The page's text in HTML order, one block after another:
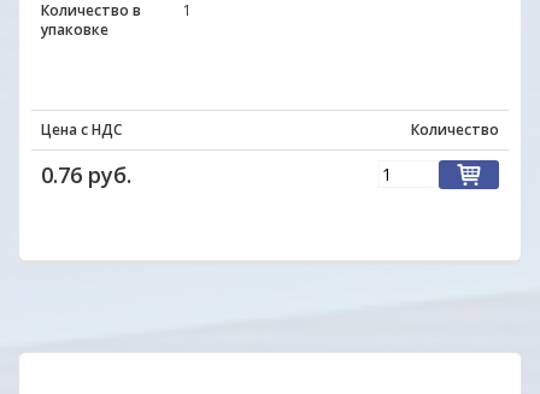
Количество в
упаковке
1
Цена с НДС Количество
0.76 руб.